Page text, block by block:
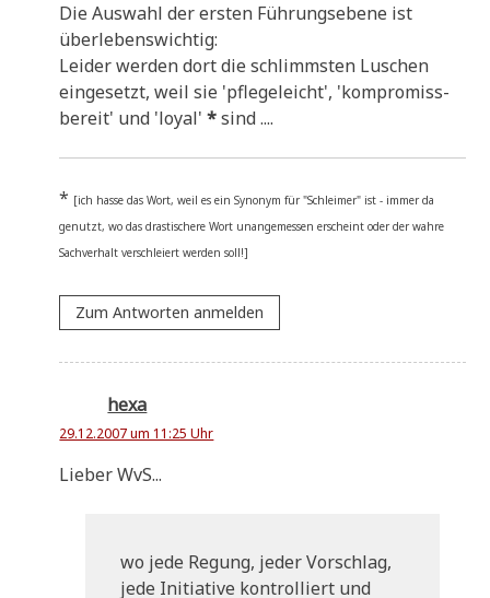
Die Aus­wahl der ersten Füh­rungs­ebe­ne ist
überlebenswichtig:
Lei­der wer­den dort die schlimm­sten Luschen
ein­ge­setzt, weil sie 'pfle­ge­leicht', 'kom­pro­miss­
be­reit' und 'loy­al'*sind ....
* [ich has­se das Wort, weil es ein Syn­onym für "Schlei­mer" ist - immer da
genutzt, wo das dra­sti­sche­re Wort unan­ge­mes­sen erscheint oder der wah­re
Sach­ver­halt ver­schlei­ert wer­den soll!]
Zum Antworten anmelden
hexa
29.12.2007 um 11:25 Uhr
Lie­ber WvS...
wo jede Regung, jeder Vor­schlag,
jede Initia­ti­ve kon­trol­liert und